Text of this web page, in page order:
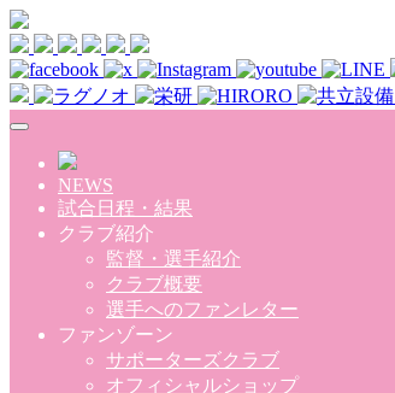
Skip to main content
NEWS
試合日程・結果
クラブ紹介
監督・選手紹介
クラブ概要
選手へのファンレター
ファンゾーン
サポーターズクラブ
オフィシャルショップ